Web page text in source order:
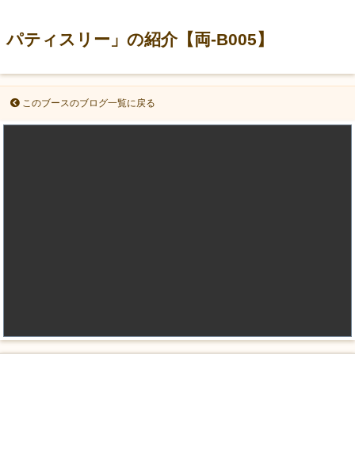
パティスリー」の紹介【両-B005】
このブースのブログ一覧に戻る